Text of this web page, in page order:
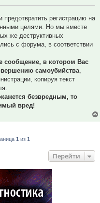
регистрацию на
целями. Но мы вместе
же деструктивных
с форума, в соответствии
сообщение, в котором Вас
самоубийства,
копируя текст
безвредным, то
вред!
1из 1
Перейти